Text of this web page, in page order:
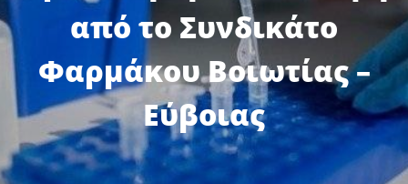
από το Συνδικάτο
Φαρμάκου Βοιωτίας –
Εύβοιας